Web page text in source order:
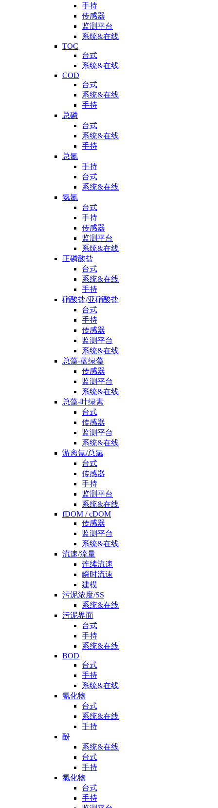
手持
传感器
监测平台
系统&在线
TOC
台式
系统&在线
COD
台式
系统&在线
手持
总磷
台式
系统&在线
手持
总氮
手持
台式
系统&在线
氨氮
台式
手持
传感器
监测平台
系统&在线
正磷酸盐
台式
系统&在线
手持
硝酸盐/亚硝酸盐
台式
手持
传感器
监测平台
系统&在线
总藻-蓝绿藻
传感器
监测平台
系统&在线
总藻-叶绿素
台式
传感器
监测平台
系统&在线
游离氯/总氯
台式
传感器
手持
监测平台
系统&在线
fDOM / cDOM
传感器
监测平台
系统&在线
流速/流量
连续流速
瞬时流速
建模
污泥浓度/SS
系统&在线
污泥界面
台式
手持
系统&在线
BOD
台式
手持
系统&在线
氰化物
台式
系统&在线
手持
酚
系统&在线
台式
手持
氯化物
台式
手持